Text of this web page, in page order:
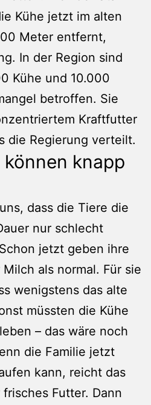
Kühe jetzt im alten
Meter entfernt,
In der Region sind
Kühe und 10.000
betroffen. Sie
Kraftfutter
die Regierung verteilt.
knapp
dass die Tiere die
nur schlecht
jetzt geben ihre
als normal. Für sie
wenigstens das alte
müssten die Kühe
– das wäre noch
die Familie jetzt
kann, reicht das
Futter. Dann